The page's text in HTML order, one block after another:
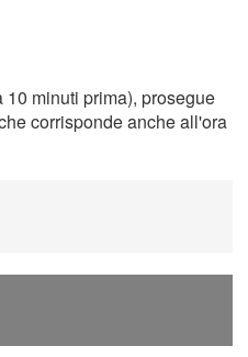
10 minuti prima), prosegue
corrisponde anche all'ora